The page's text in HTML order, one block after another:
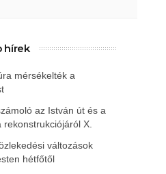
hírek
mérsékelték a
az István út és a
rekonstrukciójáról X.
változások
hétfőtől